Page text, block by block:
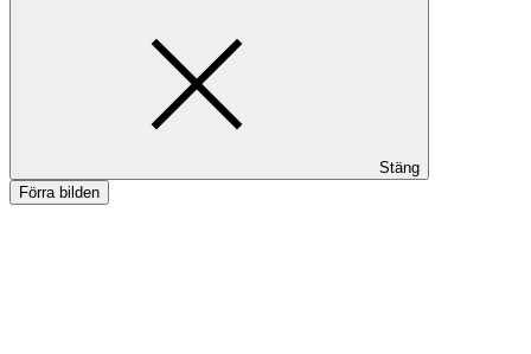
Mat och dryck
Erbjudanden
Stäng
Förra bilden